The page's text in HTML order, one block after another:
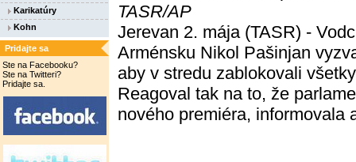
Karikatúry
Kohn
Pridajte sa
Ste na Facebooku?
Ste na Twitteri?
Pridajte sa.
TASR/AP
Jerevan 2. mája (TASR) -
Arménsku Nikol Pašinjan
aby v stredu zablokovali
Reagoval tak na to, že
nového premiéra, informovala